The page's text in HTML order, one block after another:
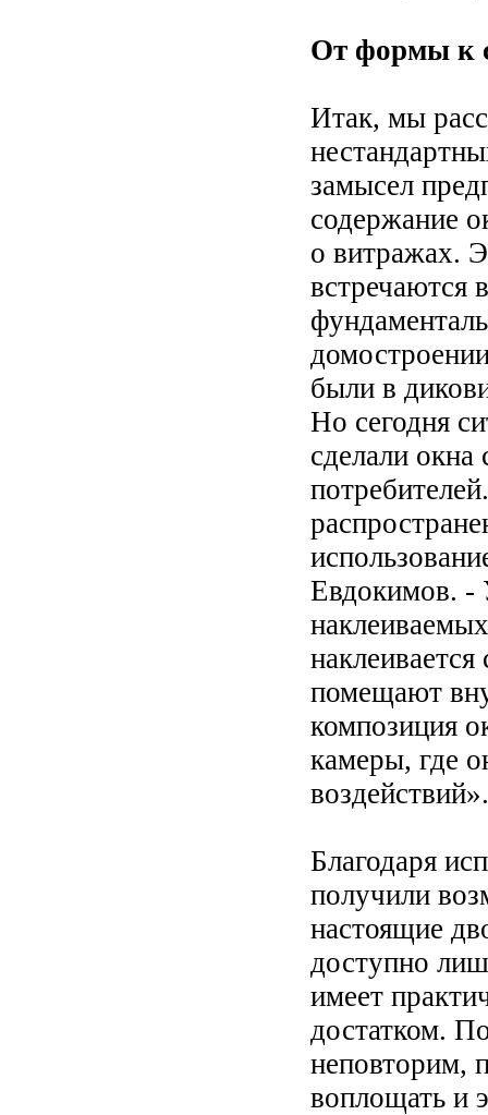
От формы к
Итак, мы
замысел
содержание
о витражах.
встречаются
были в
Но сегодня
сделали
Евдокимов. -
помещают
композиция
камеры, где
воздействий».
Благодаря
получили
настоящие
доступно
имеет
достатком.
неповторим,
воплощать и